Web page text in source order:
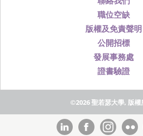
職位空缺
版權及免責聲明
公開招標
發展事務處
證書驗證
©2026 聖若瑟大學, 版權